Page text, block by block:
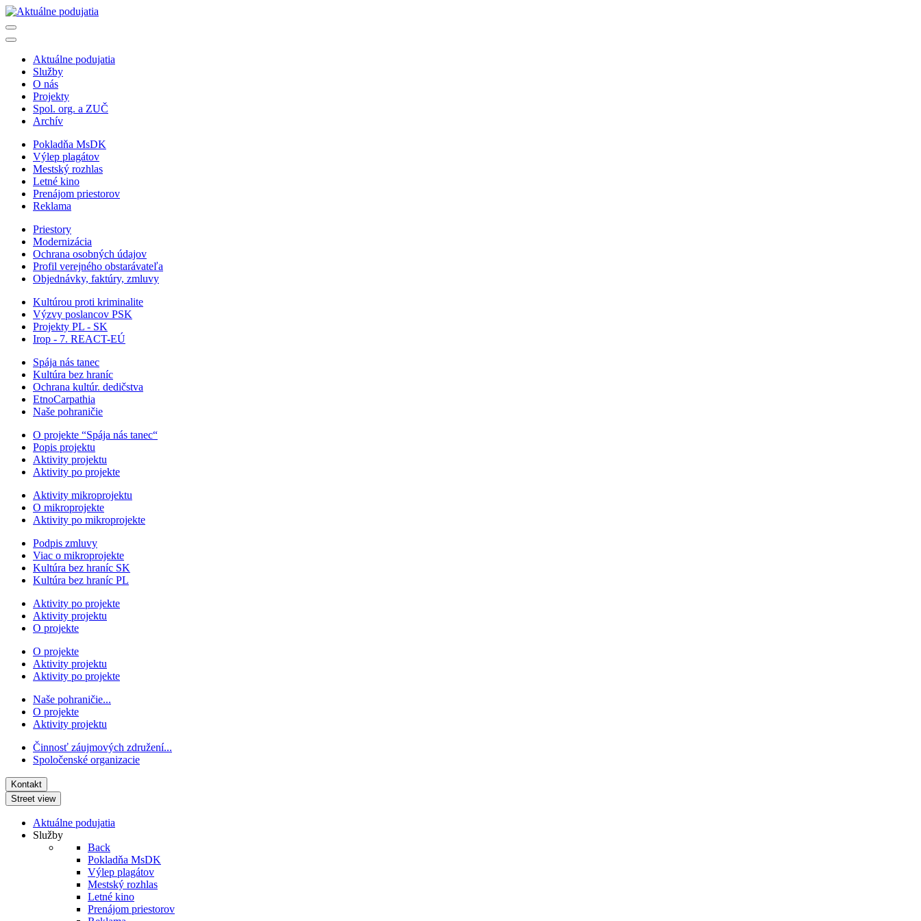
Aktuálne podujatia
Služby
O nás
Projekty
Spol. org. a ZUČ
Archív
Pokladňa MsDK
Výlep plagátov
Mestský rozhlas
Letné kino
Prenájom priestorov
Reklama
Priestory
Modernizácia
Ochrana osobných údajov
Profil verejného obstarávateľa
Objednávky, faktúry, zmluvy
Kultúrou proti kriminalite
Výzvy poslancov PSK
Projekty PL - SK
Irop - 7. REACT-EÚ
Spája nás tanec
Kultúra bez hraníc
Ochrana kultúr. dedičstva
EtnoCarpathia
Naše pohraničie
O projekte “Spája nás tanec“
Popis projektu
Aktivity projektu
Aktivity po projekte
Aktivity mikroprojektu
O mikroprojekte
Aktivity po mikroprojekte
Podpis zmluvy
Viac o mikroprojekte
Kultúra bez hraníc SK
Kultúra bez hraníc PL
Aktivity po projekte
Aktivity projektu
O projekte
O projekte
Aktivity projektu
Aktivity po projekte
Naše pohraničie...
O projekte
Aktivity projektu
Činnosť záujmových združení...
Spoločenské organizacie
Kontakt
Street view
Aktuálne podujatia
Služby
Back
Pokladňa MsDK
Výlep plagátov
Mestský rozhlas
Letné kino
Prenájom priestorov